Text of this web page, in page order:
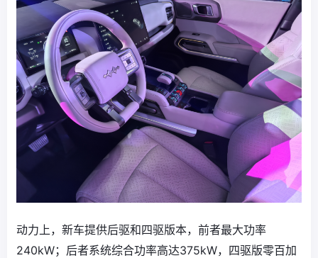
动力上，新车提供后驱和四驱版本，前者最大功率
240kW；后者系统综合功率高达375kW，四驱版零百加